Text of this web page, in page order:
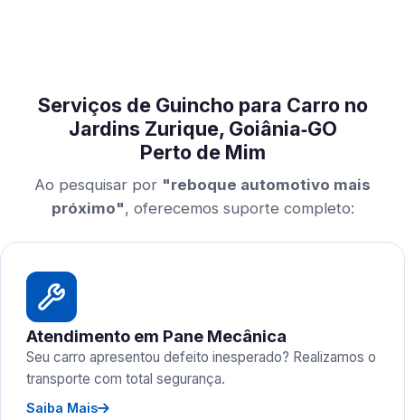
Serviços de Guincho para Carro no
Jardins Zurique, Goiânia‑GO
Perto de Mim
Ao pesquisar por "reboque automotivo mais
próximo", oferecemos suporte completo:
Atendimento em Pane Mecânica
Seu carro apresentou defeito inesperado? Realizamos o
transporte com total segurança.
Saiba Mais